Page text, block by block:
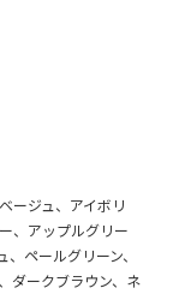
庫登録をする
てください。
ページで販売で
ージュ、アイボリ
、アップルグリー
ペールグリーン、
ダークブラウン、ネ